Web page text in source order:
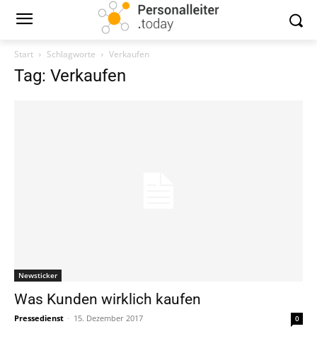
Start Schlagworte Verkaufen
Tag: Verkaufen
Newsticker
Was Kunden wirklich kaufen
Pressedienst - 15. Dezember 2017 0